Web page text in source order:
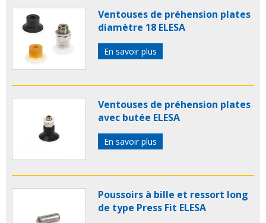
Ventouses de préhension plates
diamètre 18 ELESA
En savoir plus
Ventouses de préhension plates
avec butée ELESA
En savoir plus
Poussoirs à bille et ressort long
de type Press Fit ELESA